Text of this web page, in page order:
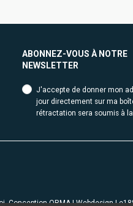
ABONNEZ-VOUS À NOTRE
NEWSLETTER
J'accepte de donner mon
jour directement sur ma
rétractation sera soumis à la
ConceptionORMA| Webdesign